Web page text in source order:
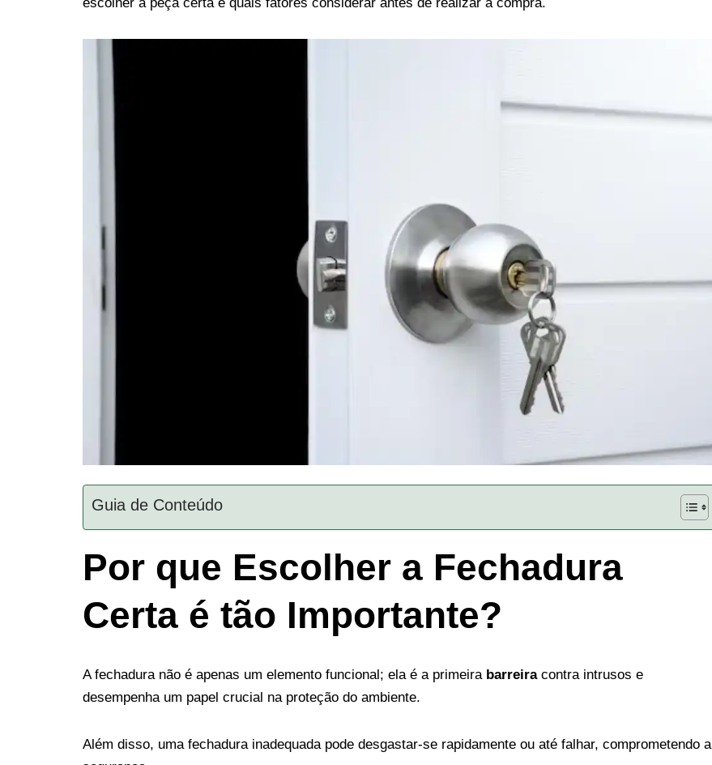
Guia de Conteúdo
Por que Escolher a Fechadura
Certa é tão Importante?
A fechadura não é apenas um elemento funcional; ela é a primeira barreira contra intrusos e
desempenha um papel crucial na proteção do ambiente.
Além disso, uma fechadura inadequada pode desgastar-se rapidamente ou até falhar, comprometendo a